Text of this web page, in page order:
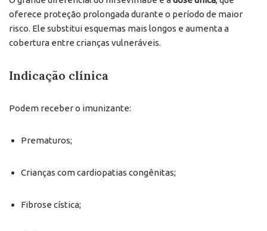
oferece proteção prolongada durante o período de maior
risco. Ele substitui esquemas mais longos e aumenta a
cobertura entre crianças vulneráveis.
Indicação clínica
Podem receber o imunizante:
Prematuros;
Crianças com cardiopatias congênitas;
Fibrose cística;